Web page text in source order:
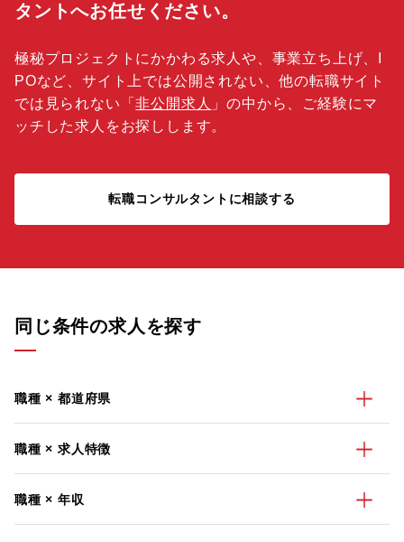
タントへお任せください。
極秘プロジェクトにかかわる求人や、事業立ち上げ、I
POなど、サイト上では公開されない、他の転職サイト
では見られない「非公開求人 」の中から、ご経験にマ
ッチした求人をお探しします。
転職コンサルタントに相談する
同じ条件の求人を探す
職種 × 都道府県
職種 × 求人特徴
職種 × 年収